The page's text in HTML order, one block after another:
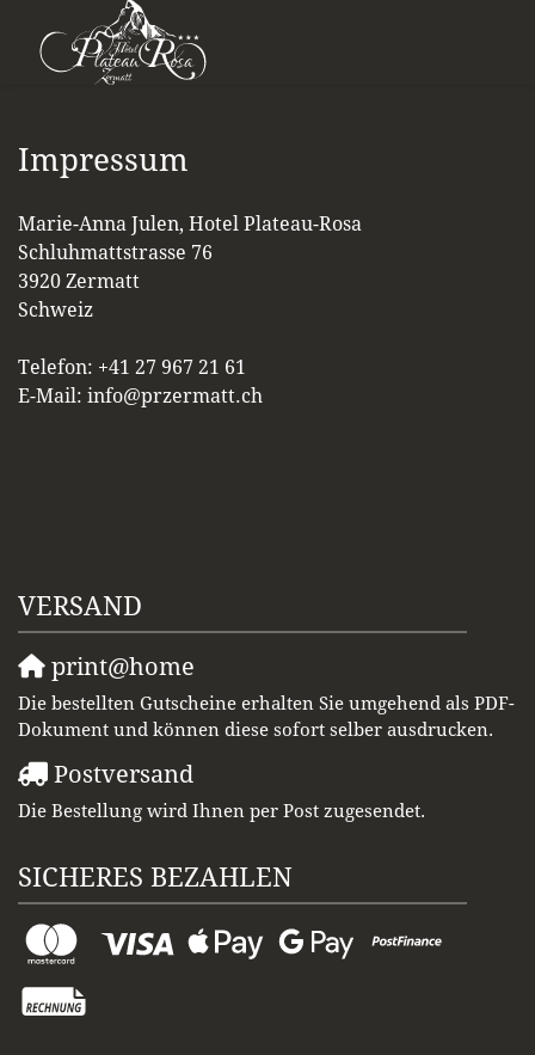
Impressum
Marie-Anna Julen, Hotel Plateau-Rosa
Schluhmattstrasse 76
3920 Zermatt
Schweiz
Telefon: +41 27 967 21 61
E-Mail: info@przermatt.ch
VERSAND
print@home
Die bestellten Gutscheine erhalten Sie umgehend als PDF-
Dokument und können diese sofort selber ausdrucken.
Postversand
Die Bestellung wird Ihnen per Post zugesendet.
SICHERES BEZAHLEN